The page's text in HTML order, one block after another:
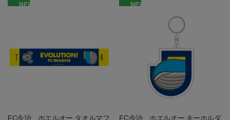
NEW
FC今治 ホエルオー タオルマフ
NEW
FC今治 ホエルオー キーホルダ